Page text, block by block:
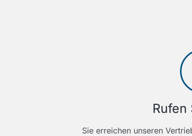
Rufen
Sie erreichen unseren